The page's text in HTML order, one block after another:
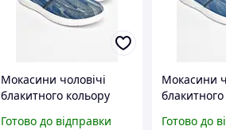
Мокасини чоловічі
блакитного кольору
Готово до відправки
Мокасини
Готово до